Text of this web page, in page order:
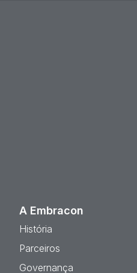
A Embracon
História
Parceiros
Governança